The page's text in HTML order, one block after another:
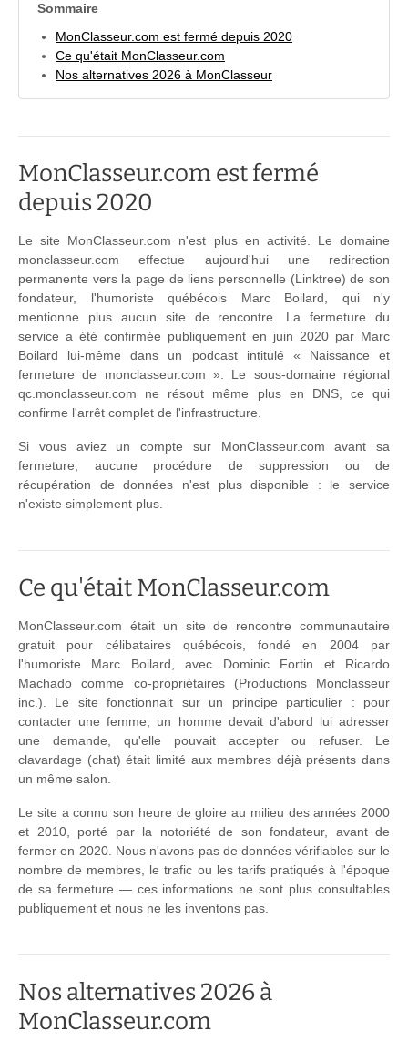
Sommaire
MonClasseur.com est fermé depuis 2020
Ce qu'était MonClasseur.com
Nos alternatives 2026 à MonClasseur
MonClasseur.com est fermé
depuis 2020
Le site MonClasseur.com n'est plus en activité. Le domaine
monclasseur.com effectue aujourd'hui une redirection
permanente vers la page de liens personnelle (Linktree) de son
fondateur, l'humoriste québécois Marc Boilard, qui n'y
mentionne plus aucun site de rencontre. La fermeture du
service a été confirmée publiquement en juin 2020 par Marc
Boilard lui-même dans un podcast intitulé « Naissance et
fermeture de monclasseur.com ». Le sous-domaine régional
qc.monclasseur.com ne résout même plus en DNS, ce qui
confirme l'arrêt complet de l'infrastructure.
Si vous aviez un compte sur MonClasseur.com avant sa
fermeture, aucune procédure de suppression ou de
récupération de données n'est plus disponible : le service
n'existe simplement plus.
Ce qu'était MonClasseur.com
MonClasseur.com était un site de rencontre communautaire
gratuit pour célibataires québécois, fondé en 2004 par
l'humoriste Marc Boilard, avec Dominic Fortin et Ricardo
Machado comme co-propriétaires (Productions Monclasseur
inc.). Le site fonctionnait sur un principe particulier : pour
contacter une femme, un homme devait d'abord lui adresser
une demande, qu'elle pouvait accepter ou refuser. Le
clavardage (chat) était limité aux membres déjà présents dans
un même salon.
Le site a connu son heure de gloire au milieu des années 2000
et 2010, porté par la notoriété de son fondateur, avant de
fermer en 2020. Nous n'avons pas de données vérifiables sur le
nombre de membres, le trafic ou les tarifs pratiqués à l'époque
de sa fermeture — ces informations ne sont plus consultables
publiquement et nous ne les inventons pas.
Nos alternatives 2026 à
MonClasseur.com